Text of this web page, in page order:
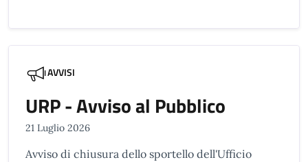
AVVISI
URP - Avviso al Pubblico
21 Luglio 2026
Avviso di chiusura dello sportello dell'Ufficio